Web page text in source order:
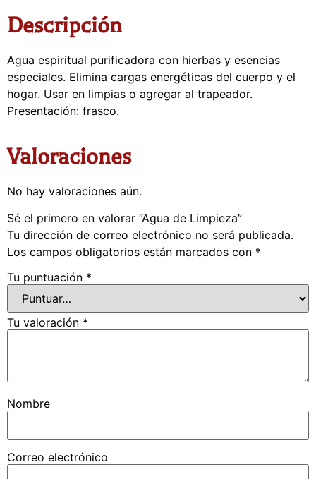
Descripción
Agua espiritual purificadora con hierbas y esencias
especiales. Elimina cargas energéticas del cuerpo y el
hogar. Usar en limpias o agregar al trapeador.
Presentación: frasco.
Valoraciones
No hay valoraciones aún.
Sé el primero en valorar “Agua de Limpieza”
Tu dirección de correo electrónico no será publicada.
Los campos obligatorios están marcados con *
Tu puntuación *
Tu valoración *
Nombre
Correo electrónico